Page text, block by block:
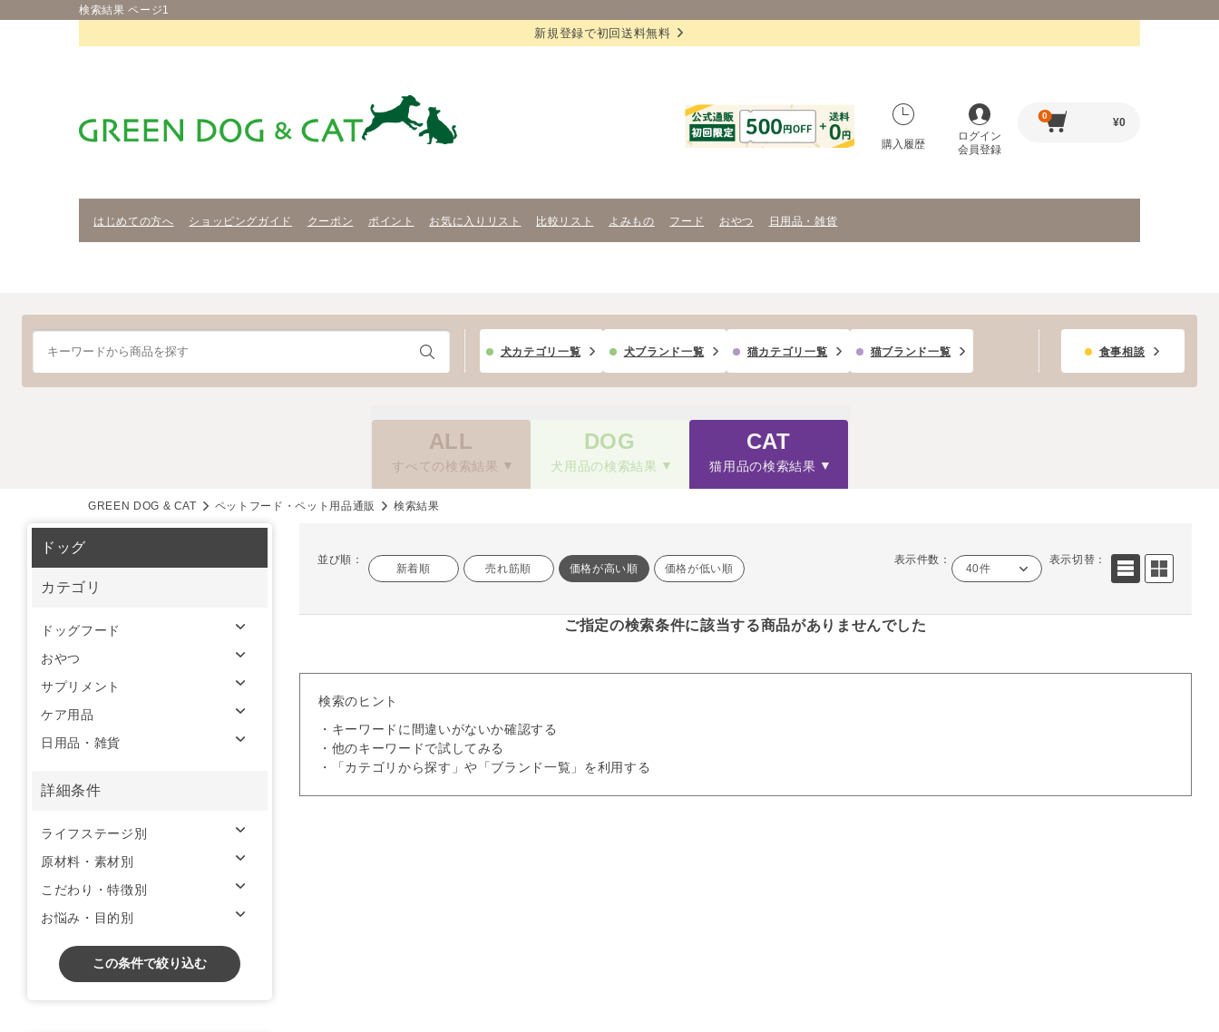
検索結果 ページ1
新規登録で初回送料無料
購入履歴
ログイン
会員登録
0
¥0
はじめての方へ ショッピングガイド クーポン ポイント お気に入りリスト 比較リスト よみもの フード おやつ 日用品・雑貨
犬カテゴリ一覧 犬ブランド一覧 猫カテゴリ一覧 猫ブランド一覧 食事相談
ALL
すべての検索結果
DOG
犬用品の検索結果
CAT
猫用品の検索結果
GREEN DOG & CAT ペットフード・ペット用品通販 検索結果
並び順：
新着順 売れ筋順 価格が高い順 価格が低い順
表示件数：
40件
表示切替：
ご指定の検索条件に該当する商品がありませんでした
検索のヒント
・キーワードに間違いがないか確認する
・他のキーワードで試してみる
・「カテゴリから探す」や「ブランド一覧」を利用する
ドッグ
カテゴリ
ドッグフード
おやつ
サプリメント
ケア用品
日用品・雑貨
詳細条件
ライフステージ別
原材料・素材別
こだわり・特徴別
お悩み・目的別
この条件で絞り込む